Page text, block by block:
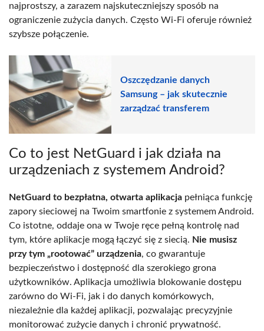
najprostszy, a zarazem najskuteczniejszy sposób na
ograniczenie zużycia danych. Często Wi-Fi oferuje również
szybsze połączenie.
Oszczędzanie danych
Samsung – jak skutecznie
zarządzać transferem
Co to jest NetGuard i jak działa na
urządzeniach z systemem Android?
NetGuard to bezpłatna, otwarta aplikacja pełniąca funkcję
zapory sieciowej na Twoim smartfonie z systemem Android.
Co istotne, oddaje ona w Twoje ręce pełną kontrolę nad
tym, które aplikacje mogą łączyć się z siecią. Nie musisz
przy tym „rootować” urządzenia, co gwarantuje
bezpieczeństwo i dostępność dla szerokiego grona
użytkowników. Aplikacja umożliwia blokowanie dostępu
zarówno do Wi-Fi, jak i do danych komórkowych,
niezależnie dla każdej aplikacji, pozwalając precyzyjnie
monitorować zużycie danych i chronić prywatność.